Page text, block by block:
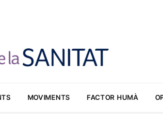
MOVIMENTS FACTOR HUMÀ